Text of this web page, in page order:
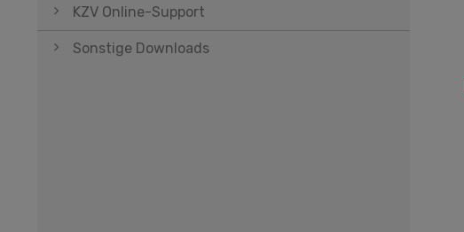
KZV Online-Support
Sonstige Downloads